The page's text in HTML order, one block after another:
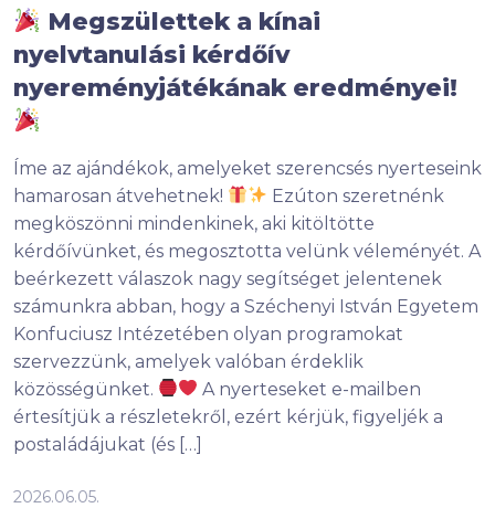
Megszülettek a kínai
nyelvtanulási kérdőív
nyereményjátékának eredményei!
Íme az ajándékok, amelyeket szerencsés nyerteseink
hamarosan átvehetnek!
Ezúton szeretnénk
megköszönni mindenkinek, aki kitöltötte
kérdőívünket, és megosztotta velünk véleményét. A
beérkezett válaszok nagy segítséget jelentenek
számunkra abban, hogy a Széchenyi István Egyetem
Konfuciusz Intézetében olyan programokat
szervezzünk, amelyek valóban érdeklik
közösségünket.
A nyerteseket e-mailben
értesítjük a részletekről, ezért kérjük, figyeljék a
postaládájukat (és […]
2026.06.05.